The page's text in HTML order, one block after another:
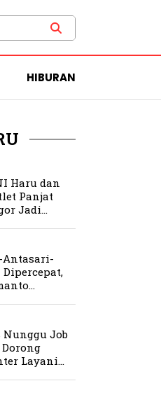
HIBURAN
Haru dan
Panjat
Jadi
Raksasa
Antasari-
Dipercepat,
Nunggu Job
Layani